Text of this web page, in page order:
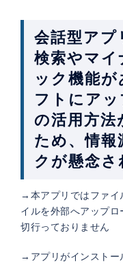
会話型アプ
検索やマイ
ック機能が
フトにア
の活用方法
ため、情報
クが懸念さ
→本アプリではファイ
イルを外部へアップ
切行っておりません
→アプリがインストー